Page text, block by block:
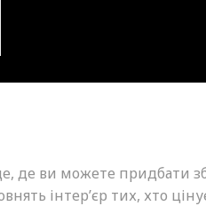
де ви можете придбати
інтер’єр тих, хто